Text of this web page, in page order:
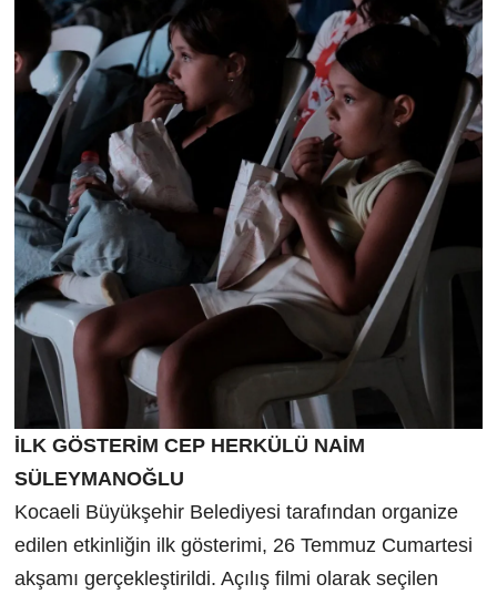
İLK GÖSTERİM CEP HERKÜLÜ NAİM
SÜLEYMANOĞLU
Kocaeli Büyükşehir Belediyesi tarafından organize
edilen etkinliğin ilk gösterimi, 26 Temmuz Cumartesi
akşamı gerçekleştirildi. Açılış filmi olarak seçilen